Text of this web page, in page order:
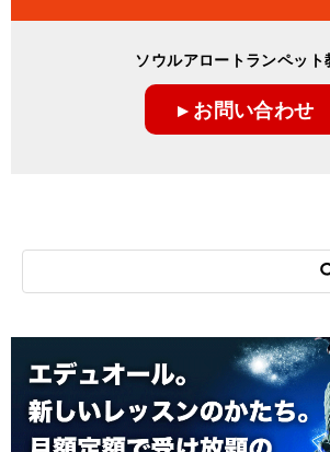
ソウルアロートランペット
▸ お問い合わせ